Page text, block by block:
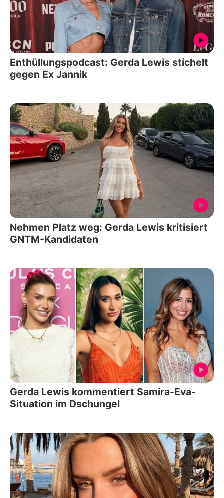
Enthüllungspodcast: Gerda Lewis stichelt
gegen Ex Jannik
Nehmen Platz weg: Gerda Lewis kritisiert
GNTM-Kandidaten
Gerda Lewis kommentiert Samira-Eva-
Situation im Dschungel